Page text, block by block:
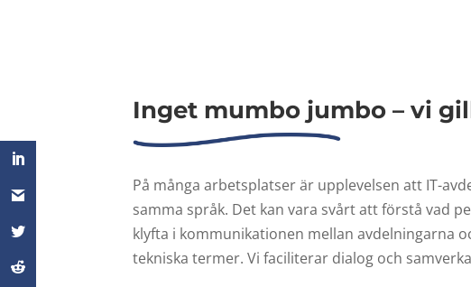
Inget mumbo jumbo – vi
På många arbetsplatser är upplevelsen att IT-
samma språk. Det kan vara svårt att förstå vad
klyfta i kommunikationen mellan avdelningarna
tekniska termer. Vi faciliterar dialog och